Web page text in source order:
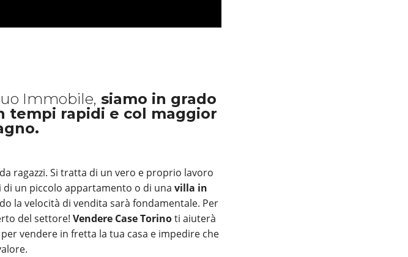
Immobile, siamo in grado
tempi rapidi e col maggior
ragazzi. Si tratta di un vero e proprio lavoro
un piccolo appartamento o di una villa in
la velocità di vendita sarà fondamentale. Per
del settore! Vendere Case Torinoti aiuterà
per vendere in fretta la tua casa e impedire che